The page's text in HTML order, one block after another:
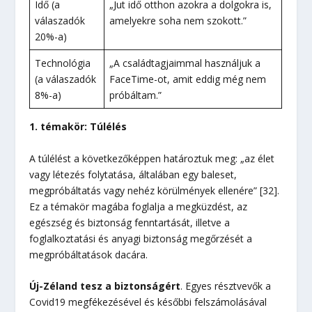
Idő (a
válaszadók
20%-a)
„Jut idő otthon azokra a dolgokra is,
amelyekre soha nem szokott.”
Technológia
(a válaszadók
8%-a)
„A családtagjaimmal használjuk a
FaceTime-ot, amit eddig még nem
próbáltam.”
1. témakör: Túlélés
A túlélést a következőképpen határoztuk meg: „az élet
vagy létezés folytatása, általában egy baleset,
megpróbáltatás vagy nehéz körülmények ellenére” [32].
Ez a témakör magába foglalja a megküzdést, az
egészség és biztonság fenntartását, illetve a
foglalkoztatási és anyagi biztonság megőrzését a
megpróbáltatások dacára.
Új-Zéland tesz a biztonságért. Egyes résztvevők a
Covid19 megfékezésével és későbbi felszámolásával